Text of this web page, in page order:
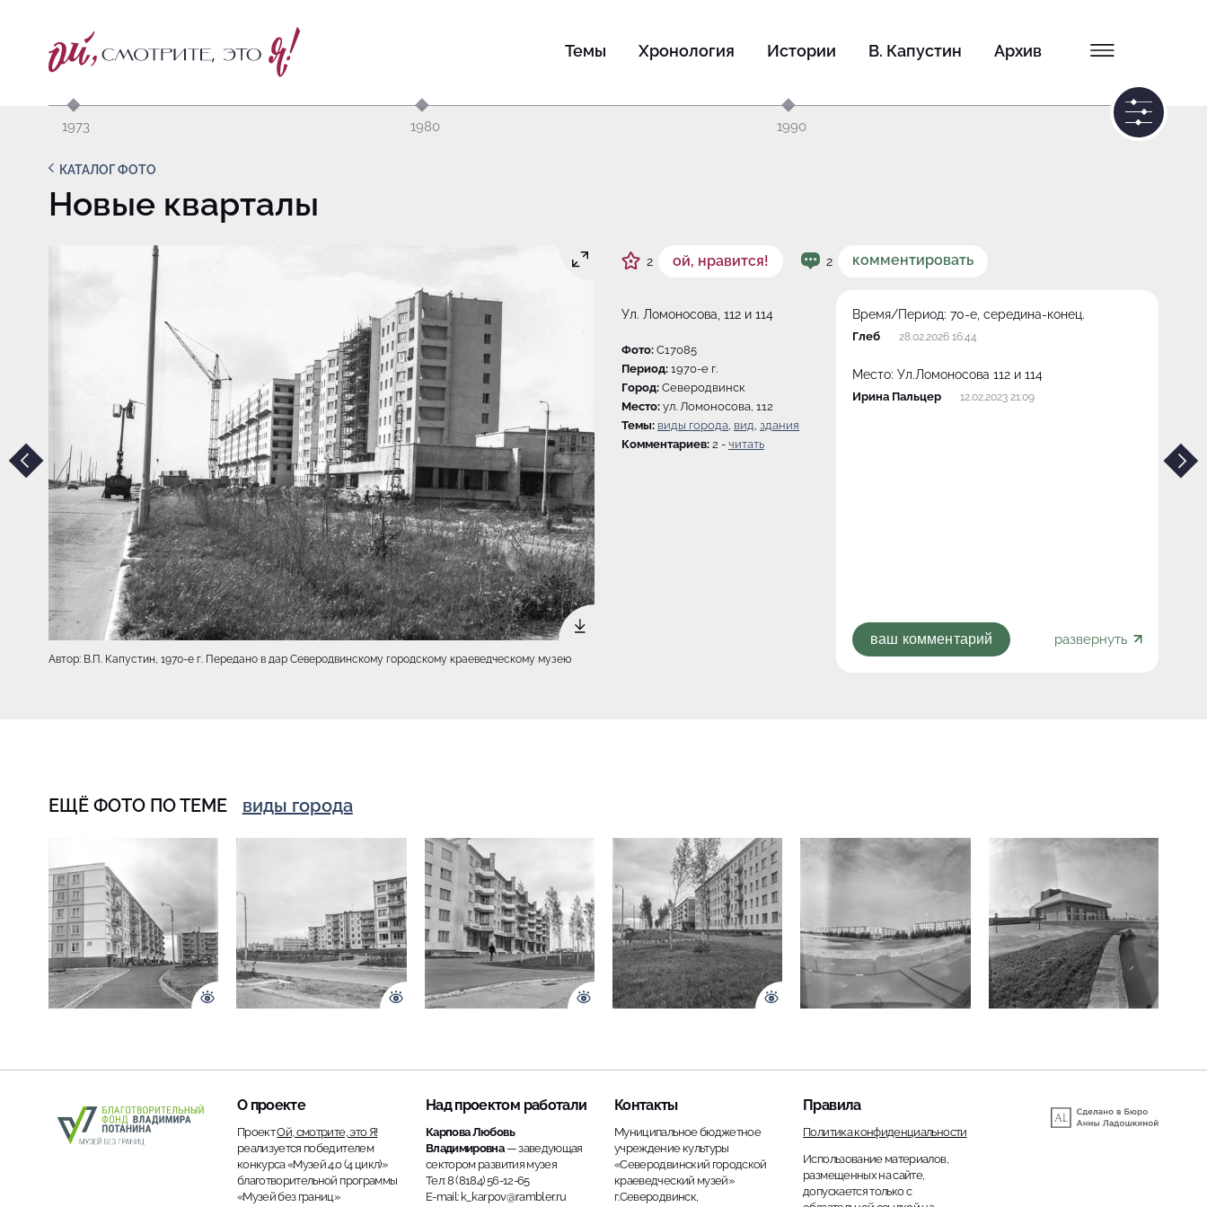
Темы Хронология Истории В. Капустин Архив
1973 1980 1990
КАТАЛОГ ФОТО
Новые кварталы
Автор: В.П. Капустин, 1970-e г. Передано в дар Северодвинскому городскому краеведческому музею
2 ой, нравится! 2 комментировать
Ул. Ломоносова, 112 и 114
Фото: C17085
Период: 1970-e г.
Город: Северодвинск
Место: ул. Ломоносова, 112
Темы: виды города, вид, здания
Комментариев: 2 - читать
Время/Период: 70-е, середина-конец.
Глеб 28.02.2026 16:44
Место: Ул.Ломоносова 112 и 114
Ирина Пальцер 12.02.2023 21:09
ваш комментарий развернуть
ЕЩЁ ФОТО ПО ТЕМЕ виды города
О проекте
ПроектОй, смотрите, это Я!
реализуется победителем
конкурса «Музей 4.0 (4 цикл)»
благотворительной программы
«Музей без границ»
Над проектом работали
Карпова Любовь
Владимировна— заведующая
сектором развития музея
Тел: 8 (8184) 56-12-65
E-mail: k_karpov@rambler.ru
Контакты
Муниципальное бюджетное
учреждение культуры
«Северодвинский городской
краеведческий музей»
г.Северодвинск,
Правила
Политика конфиденциальности
Использование материалов,
размещенных на сайте,
допускается только с